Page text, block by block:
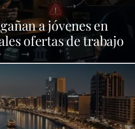
a jóvenes en
ofertas de trabajo